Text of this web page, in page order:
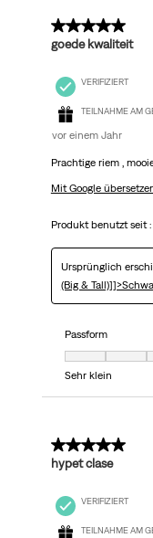
5 von 5 Sternen.
goede kwaliteit
VERIFIZIERT
TEILNAHME AM
vor einem Jahr
Prachtige riem ,
Mit Google
Produkt benutzt seit :
Ursprünglich
(Big &
Passform
Passform, 7 von
Sehr klein
5 von 5 Sternen.
hypet clase
VERIFIZIERT
TEILNAHME AM